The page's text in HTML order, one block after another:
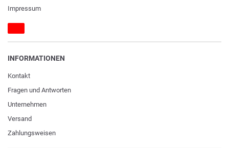
Impressum
INFORMATIONEN
Kontakt
Fragen und Antworten
Unternehmen
Versand
Zahlungsweisen